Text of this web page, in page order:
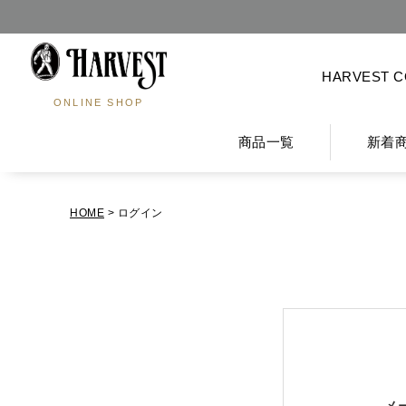
ONLINE SHOP
HARVEST
商品一覧 新着
HOME ログイン